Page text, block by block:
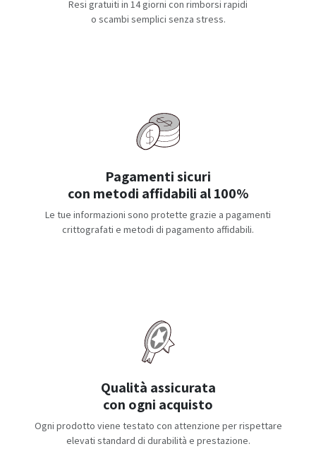
Resi gratuiti in 14 giorni con rimborsi rapidi
o scambi semplici senza stress.
Pagamenti sicuri
con metodi affidabili al 100%
Le tue informazioni sono protette grazie a pagamenti
crittografati e metodi di pagamento affidabili.
Qualità assicurata
con ogni acquisto
Ogni prodotto viene testato con attenzione per rispettare
elevati standard di durabilità e prestazione.